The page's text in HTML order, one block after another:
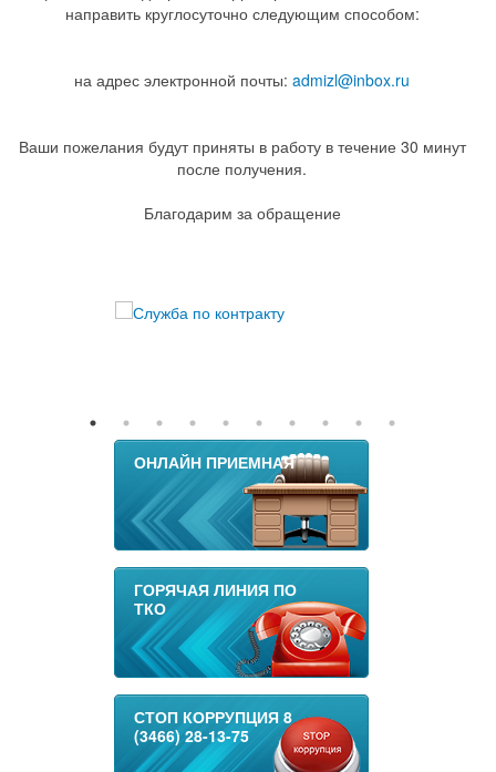
направить круглосуточно следующим способом:
на адрес электронной почты: admizl@inbox.ru
Ваши пожелания будут приняты в работу в течение 30 минут
после получения.
Благодарим за обращение
ОНЛАЙН ПРИЕМНАЯ
ГОРЯЧАЯ ЛИНИЯ ПО
ТКО
СТОП КОРРУПЦИЯ 8
(3466) 28-13-75